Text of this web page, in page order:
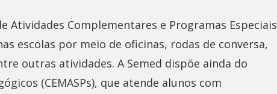
Atividades Complementares e Programas Especiais
escolas por meio de oficinas, rodas de conversa,
outras atividades. A Semed dispõe ainda do
(CEMASPs), que atende alunos com